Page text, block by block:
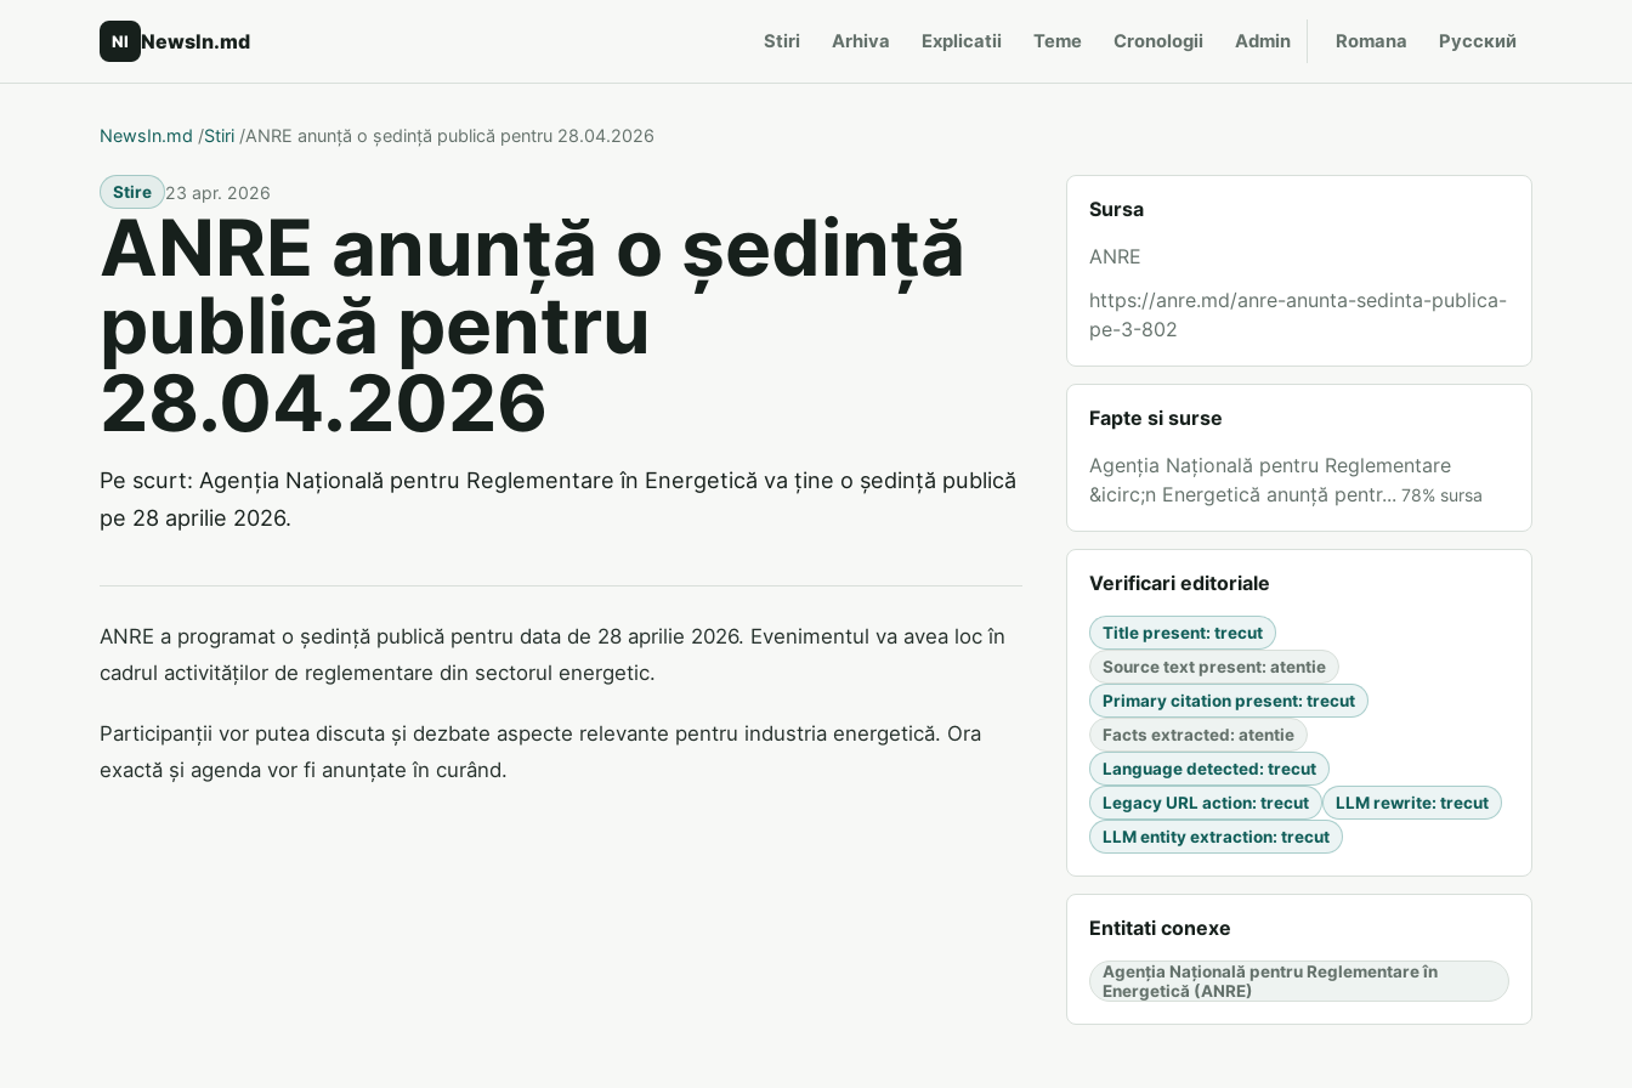
NI NewsIn.md Stiri Arhiva Explicatii Teme Cronologii Admin Romana Русский
NewsIn.md /Stiri /ANRE anunță o ședință publică pentru 28.04.2026
Stire 23 apr. 2026
ANRE anunță o ședință
publică pentru
28.04.2026
Pe scurt: Agenția Națională pentru Reglementare în Energetică va ține o ședință publică
pe 28 aprilie 2026.
ANRE a programat o ședință publică pentru data de 28 aprilie 2026. Evenimentul va avea loc în
cadrul activităților de reglementare din sectorul energetic.
Participanții vor putea discuta și dezbate aspecte relevante pentru industria energetică. Ora
exactă și agenda vor fi anunțate în curând.
Sursa
ANRE
https://anre.md/anre-anunta-sedinta-publica-
pe-3-802
Fapte si surse
Agenția Națională pentru Reglementare
&icirc;n Energetică anunță pentr... 78% sursa
Verificari editoriale
Title present: trecut
Source text present: atentie
Primary citation present: trecut
Facts extracted: atentie
Language detected: trecut
Legacy URL action: trecut LLM rewrite: trecut
LLM entity extraction: trecut
Entitati conexe
Agenția Națională pentru Reglementare în
Energetică (ANRE)